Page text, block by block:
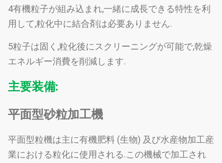
4有機粒子が組み込まれ,一緒に成長できる特性を利
用して,粒化中に結合剤は必要ありません.
5粒子は固く,粒化後にスクリーニングが可能で,乾燥
エネルギー消費を削減します.
主要装備:
平面型砂粒加工機
平面型粒機は主に有機肥料 (生物) 及び水産物加工産
業における粒化に使用される.この機械で加工され